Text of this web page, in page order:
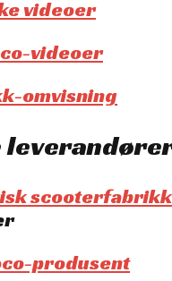
videoer
videoer
omvisning
scooterfabrikk
produsent